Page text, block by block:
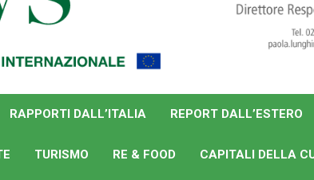
RAPPORTI DALL’ITALIA REPORT DALL’ESTERO
TURISMO RE & FOOD CAPITALI DELLA